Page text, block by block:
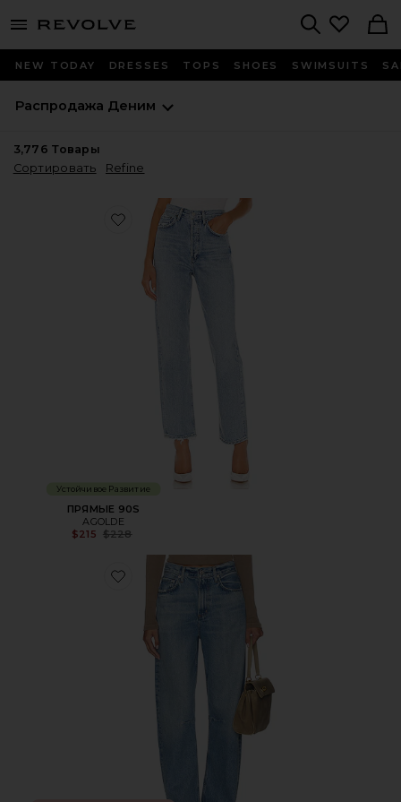
menu - shows more content
NEW TODAY DRESSES TOPS SHOES SWIMSUITS
Распродажа Деним
3,776 Товары
Сортировать
Refine
Favorite ПРЯМЫЕ 90S
Устойчивое Развитие
ПРЯМЫЕ 90S
AGOLDE
$215 Previous price:
$228
Favorite БОЧКА MIRO